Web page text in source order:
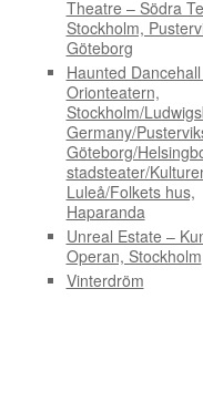
Theatre – Södra
Stockholm,
Göteborg
Haunted
Orionteatern,
Stockholm/
Germany/
Göteborg/
stadsteater/
Luleå/Folkets hus,
Haparanda
Unreal Estate –
Operan, Stockholm
Vinterdröm